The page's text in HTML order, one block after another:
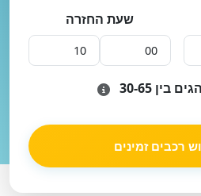
שעת החזרה
בין 30-65
רכבים זמינים